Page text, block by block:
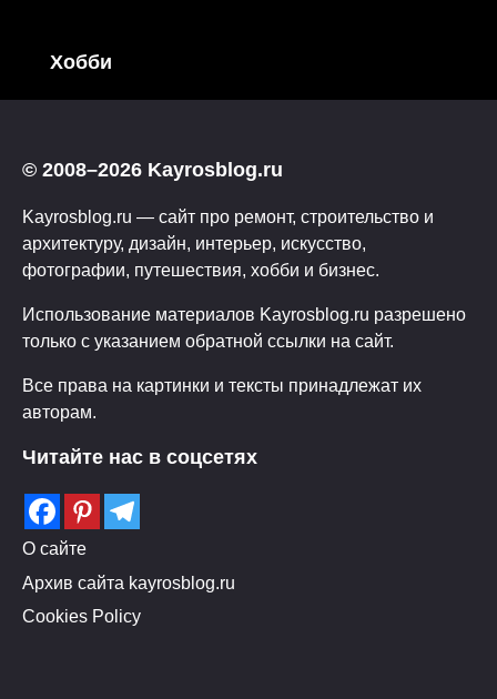
Хобби
© 2008–2026 Kayrosblog.ru
Kayrosblog.ru — сайт про ремонт, строительство и
архитектуру, дизайн, интерьер, искусство,
фотографии, путешествия, хобби и бизнес.
Использование материалов Kayrosblog.ru разрешено
только с указанием обратной ссылки на сайт.
Все права на картинки и тексты принадлежат их
авторам.
Читайте нас в соцсетях
О сайте
Архив сайта kayrosblog.ru
Cookies Policy